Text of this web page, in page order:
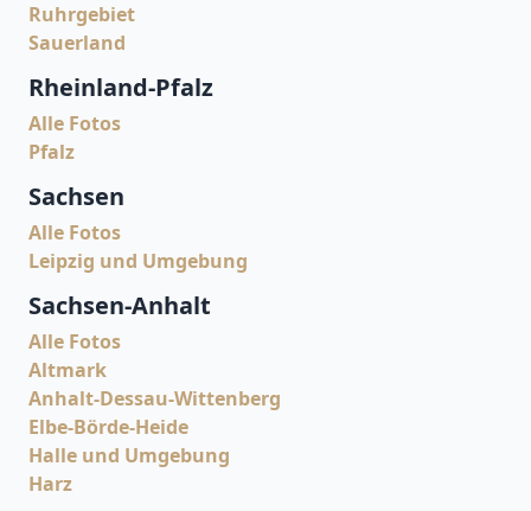
Ruhrgebiet
Sauerland
Rheinland-Pfalz
Alle Fotos
Pfalz
Sachsen
Alle Fotos
Leipzig und Umgebung
Sachsen-Anhalt
Alle Fotos
Altmark
Anhalt-Dessau-Wittenberg
Elbe-Börde-Heide
Halle und Umgebung
Harz